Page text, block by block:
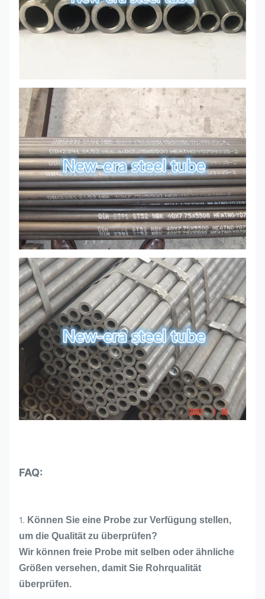
FAQ:
1. Können Sie eine Probe zur Verfügung stellen,
um die Qualität zu überprüfen?
Wir können freie Probe mit selben oder ähnliche
Größen versehen, damit Sie Rohrqualität
überprüfen.